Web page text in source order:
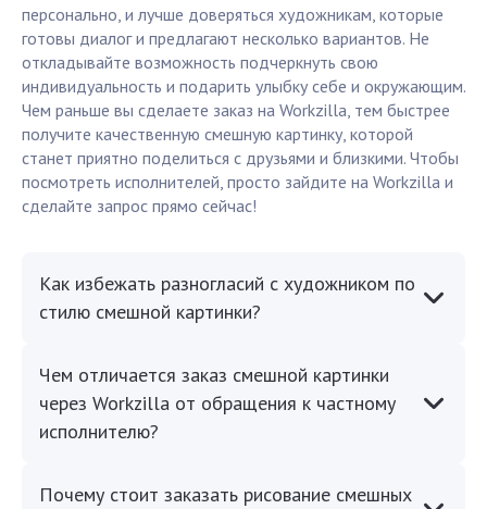
персонально, и лучше доверяться художникам, которые
готовы диалог и предлагают несколько вариантов. Не
откладывайте возможность подчеркнуть свою
индивидуальность и подарить улыбку себе и окружающим.
Чем раньше вы сделаете заказ на Workzilla, тем быстрее
получите качественную смешную картинку, которой
станет приятно поделиться с друзьями и близкими. Чтобы
посмотреть исполнителей, просто зайдите на Workzilla и
сделайте запрос прямо сейчас!
Как избежать разногласий с художником по
стилю смешной картинки?
Чем отличается заказ смешной картинки
через Workzilla от обращения к частному
исполнителю?
Почему стоит заказать рисование смешных